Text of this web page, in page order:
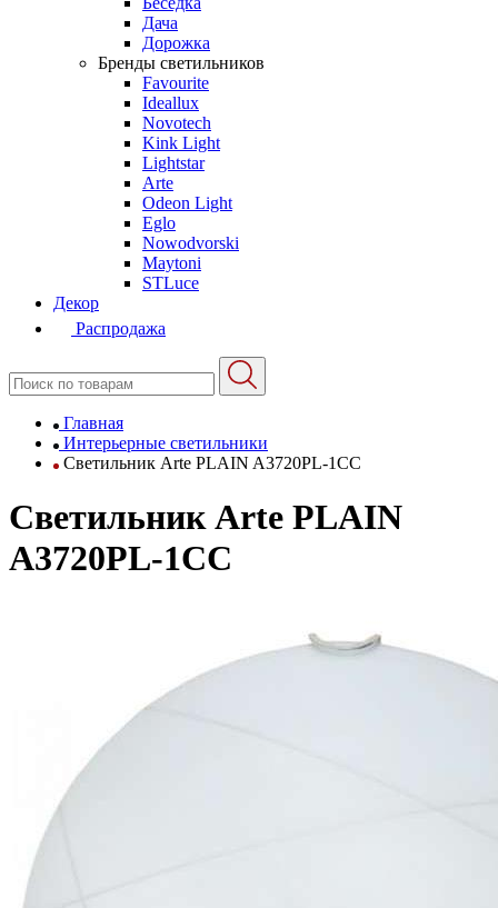
Дача
Дорожка
Бренды светильников
Favourite
Ideallux
Novotech
Kink Light
Lightstar
Arte
Odeon Light
Eglo
Nowodvorski
Maytoni
STLuce
Декор
Распродажа
Главная
Интерьерные светильники
Светильник Arte PLAIN A3720PL-1CC
Светильник Arte PLAIN
A3720PL-1CC